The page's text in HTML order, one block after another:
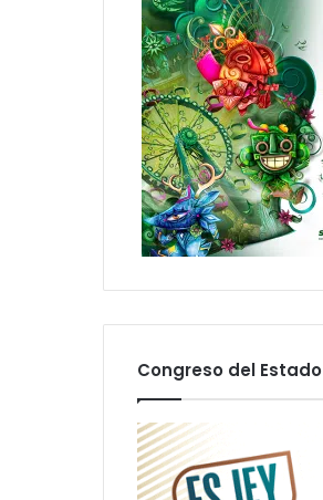
Congreso del Estado